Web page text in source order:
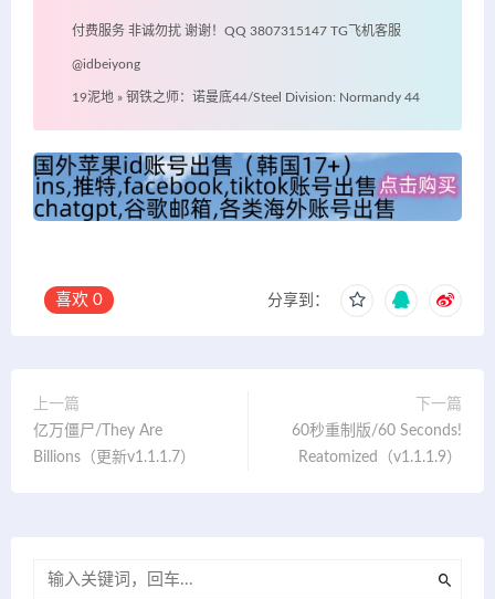
付费服务 非诚勿扰 谢谢！QQ 3807315147 TG飞机客服
@idbeiyong
19泥地 » 钢铁之师：诺曼底44/Steel Division: Normandy 44
喜欢 0 分享到：
上一篇
亿万僵尸/They Are
Billions（更新v1.1.1.7）
下一篇
60秒重制版/60 Seconds!
Reatomized（v1.1.1.9）